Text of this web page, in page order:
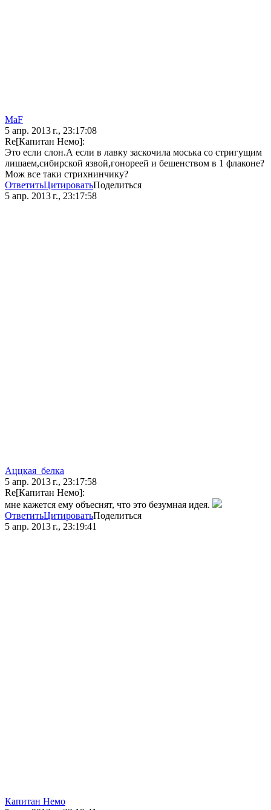
MaF
5 апр. 2013 г., 23:17:08
Re[Капитан Немо]:
Это если слон.А если в лавку заскочила моська со стригущим
лишаем,сибирской язвой,гонореей и бешенством в 1 флаконе?
Мож все таки стрихнинчику?
ОтветитьЦитироватьПоделиться
5 апр. 2013 г., 23:17:58
Аццкая_белка
5 апр. 2013 г., 23:17:58
Re[Капитан Немо]:
мне кажется ему объеснят, что это безумная идея.
ОтветитьЦитироватьПоделиться
5 апр. 2013 г., 23:19:41
Капитан Немо